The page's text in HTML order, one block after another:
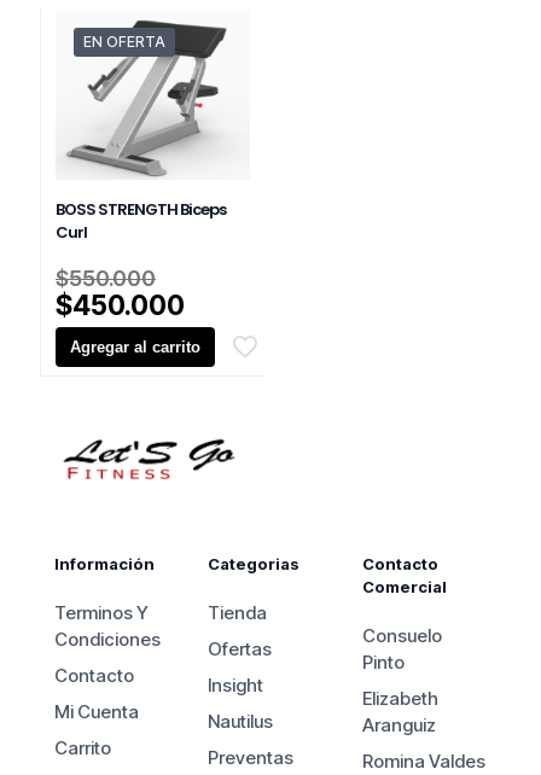
EN OFERTA
BOSS STRENGTH Biceps
Curl
$550.000
precio
original
era:
$450.000
precio
actual
Agregar al carrito
Información
Terminos Y
Condiciones
Contacto
Mi Cuenta
Carrito
Categorias
Tienda
Ofertas
Insight
Nautilus
Preventas
Contacto
Comercial
Consuelo
Pinto
Elizabeth
Aranguiz
Romina Valdes